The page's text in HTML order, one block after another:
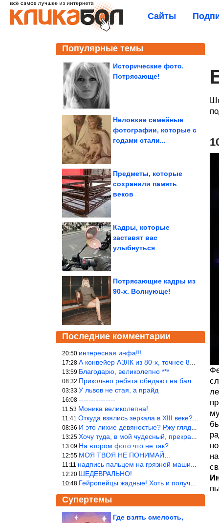
Сайты
Популярные темы
Исторические фото.
Потрясающе!
Неловкие семейные
фотографии, которые с
годами стали...
Предметы, которые
сохранили память
веков
Кадры, которые
заставят вас
улыбнуться
Потрясающие кадры из
90-х. Волнующе!
Последние комментарии
20:50 интересная инфа!!!
17:28 А конвейер АЗЛК из 80-х, точнее 86-87 годы. «Москвичи»-то из пер
13:59 Благодарю, великолепно ***
08:32 Прикольно ребята обедают на балке...))
03:33 У львов не стая, а прайд
16:08 ---------------
11:53 Моника великолепна!
11:41 Откуда взялись зеркала в XIII веке? Вы ничего не перепутали?
08:36 И это лихие девяностые? Ржу глядя в окно!!!
13:25 Хочу туда, в мой чудесный, прекрасный мир.
13:09 На втором фото что не так?
12:55 МОЯ ТВОЯ НЕ ПОНИМАЙ…
11:11 надпись пальцем на грязной машине «Помой меня»!
12:20 ШЕДЕВРАЛЬНО!
10:48 Гейропейцы жадные! Хоть и получают в десять раз больше жителей б
Супертемы
Где взять смелость,